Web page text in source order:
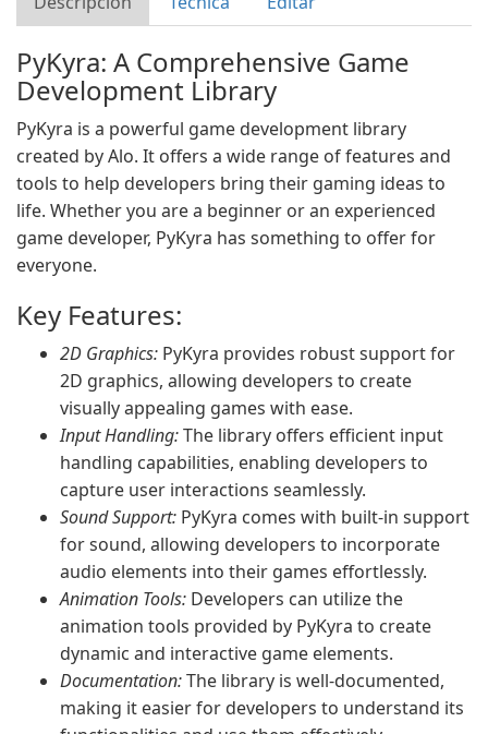
PyKyra: A Comprehensive Game
Development Library
PyKyra is a powerful game development library
created by Alo. It offers a wide range of features and
tools to help developers bring their gaming ideas to
life. Whether you are a beginner or an experienced
game developer, PyKyra has something to offer for
everyone.
Key Features:
2D Graphics: PyKyra provides robust support for
2D graphics, allowing developers to create
visually appealing games with ease.
Input Handling:The library offers efficient input
handling capabilities, enabling developers to
capture user interactions seamlessly.
Sound Support: PyKyra comes with built-in support
for sound, allowing developers to incorporate
audio elements into their games effortlessly.
Animation Tools: Developers can utilize the
animation tools provided by PyKyra to create
dynamic and interactive game elements.
Documentation:The library is well-documented,
making it easier for developers to understand its